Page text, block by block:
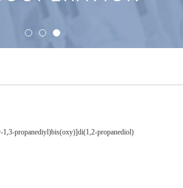
propanediyl)bis(oxy)]di(1,2-propanediol)